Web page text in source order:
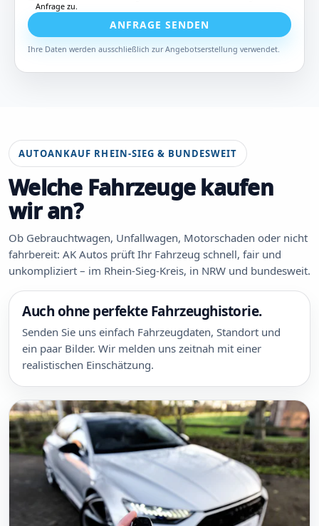
Anfrage zu.
ANFRAGE SENDEN
Ihre Daten werden ausschließlich zur Angebotserstellung verwendet.
AUTOANKAUF RHEIN-SIEG & BUNDESWEIT
Welche Fahrzeuge kaufen
wir an?
Ob Gebrauchtwagen, Unfallwagen, Motorschaden oder nicht
fahrbereit: AK Autos prüft Ihr Fahrzeug schnell, fair und
unkompliziert – im Rhein-Sieg-Kreis, in NRW und bundesweit.
Auch ohne perfekte Fahrzeughistorie.
Senden Sie uns einfach Fahrzeugdaten, Standort und
ein paar Bilder. Wir melden uns zeitnah mit einer
realistischen Einschätzung.